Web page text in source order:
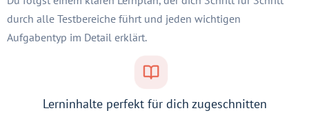
durch alle Testbereiche führt und jeden wichtigen
Aufgabentyp im Detail erklärt.
Lerninhalte perfekt für dich zugeschnitten